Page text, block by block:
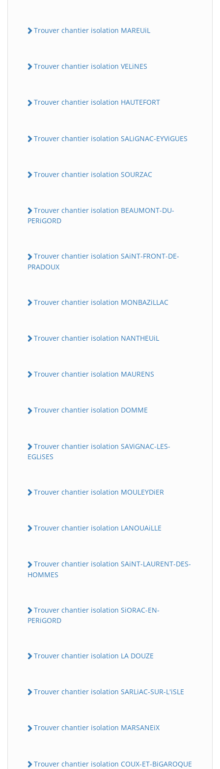
Trouver chantier isolation MAREUiL
Trouver chantier isolation VELiNES
Trouver chantier isolation HAUTEFORT
Trouver chantier isolation SALiGNAC-EYViGUES
Trouver chantier isolation SOURZAC
Trouver chantier isolation BEAUMONT-DU-
PERiGORD
Trouver chantier isolation SAiNT-FRONT-DE-
PRADOUX
Trouver chantier isolation MONBAZiLLAC
Trouver chantier isolation NANTHEUiL
Trouver chantier isolation MAURENS
Trouver chantier isolation DOMME
Trouver chantier isolation SAViGNAC-LES-
EGLiSES
Trouver chantier isolation MOULEYDiER
Trouver chantier isolation LANOUAiLLE
Trouver chantier isolation SAiNT-LAURENT-DES-
HOMMES
Trouver chantier isolation SiORAC-EN-
PERiGORD
Trouver chantier isolation LA DOUZE
Trouver chantier isolation SARLiAC-SUR-L'iSLE
Trouver chantier isolation MARSANEiX
Trouver chantier isolation COUX-ET-BiGAROQUE